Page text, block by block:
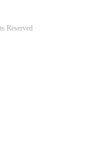
Reserved